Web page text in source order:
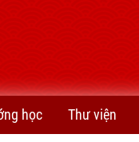
học Thư viện